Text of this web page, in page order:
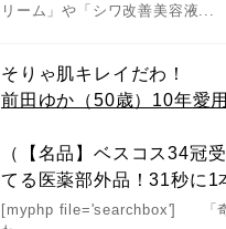
リーム」や「シワ改善美容液...
そりゃ肌キレイだわ！
前田ゆか（50歳）10年愛
（【名品】ベスコス34冠
てる医薬部外品！31秒に1
[myphp file='searchbox'] 「奇